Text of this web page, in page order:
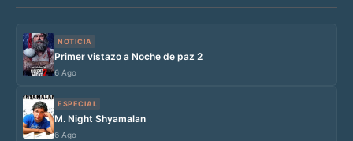
NOTICIA
Primer vistazo a Noche de paz 2
6 Ago
ESPECIAL
M. Night Shyamalan
6 Ago